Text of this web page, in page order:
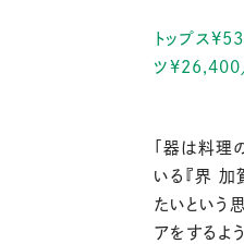
トップス
ツ¥26,400
「器は料
いる『界 加
たいという
アをするよ